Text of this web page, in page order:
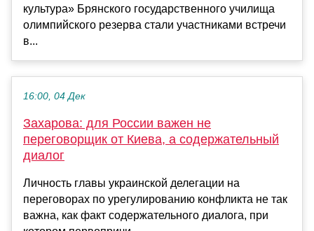
культура» Брянского государственного училища
олимпийского резерва стали участниками встречи
в...
16:00, 04 Дек
Захарова: для России важен не
переговорщик от Киева, а содержательный
диалог
Личность главы украинской делегации на
переговорах по урегулированию конфликта не так
важна, как факт содержательного диалога, при